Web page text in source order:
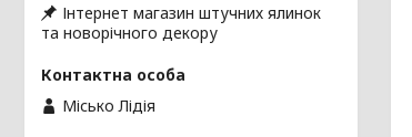
Інтернет магазин штучних ялинок
та новорічного декору
Місько Лідія